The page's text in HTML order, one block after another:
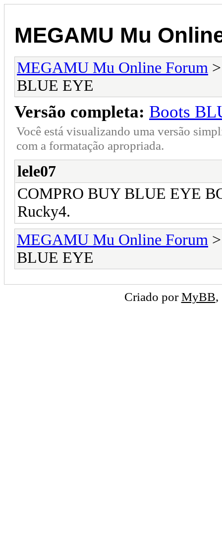
MEGAMU Mu
MEGAMU Mu Online Forum
BLUE EYE
Versão completa: Boots
Você está visualizando uma versão
com a formatação apropriada.
lele07
COMPRO BUY BLUE EYE
Rucky4.
MEGAMU Mu Online Forum
BLUE EYE
Criado porMyBB,